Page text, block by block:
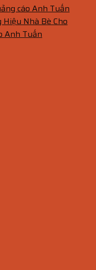
cáo Anh Tuấn
Nhà Bè Cho
Anh Tuấn